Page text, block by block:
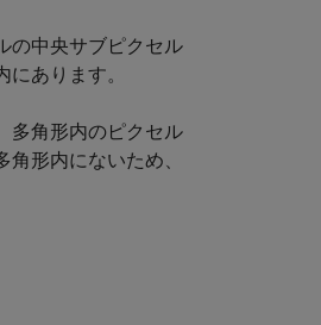
の中央サブピクセル
あります。
多角形内のピクセル
形内にないため、